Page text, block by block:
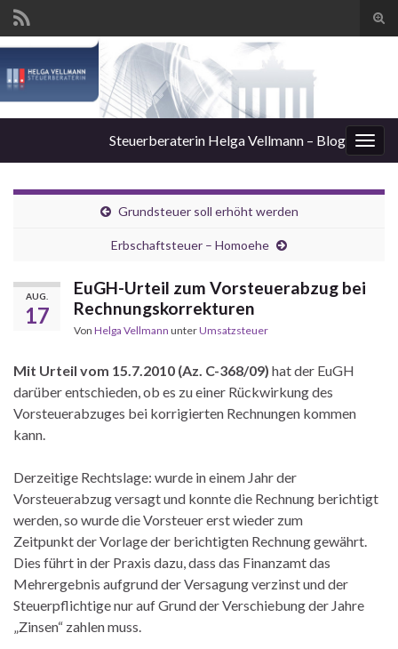
Steuerberaterin Helga Vellmann – Blog
Grundsteuer soll erhöht werden
Erbschaftsteuer – Homoehe
AUG.
17
EuGH-Urteil zum Vorsteuerabzug bei
Rechnungskorrekturen
Von Helga Vellmann unterUmsatzsteuer
Mit Urteil vom 15.7.2010 (Az. C-368/09) hat der EuGH
darüber entschieden, ob es zu einer Rückwirkung des
Vorsteuerabzuges bei korrigierten Rechnungen kommen
kann.
Derzeitige Rechtslage: wurde in einem Jahr der
Vorsteuerabzug versagt und konnte die Rechnung berichtigt
werden, so wurde die Vorsteuer erst wieder zum
Zeitpunkt der Vorlage der berichtigten Rechnung gewährt.
Dies führt in der Praxis dazu, dass das Finanzamt das
Mehrergebnis aufgrund der Versagung verzinst und der
Steuerpflichtige nur auf Grund der Verschiebung der Jahre
„Zinsen“ zahlen muss.